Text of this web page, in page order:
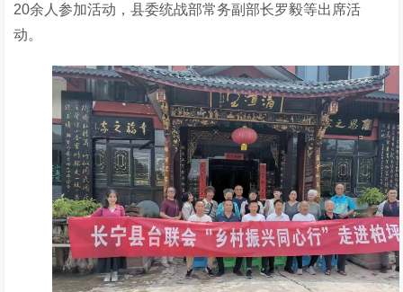
20余 人参加活动 ，县委统战部常务副部长罗毅等出席活
动。